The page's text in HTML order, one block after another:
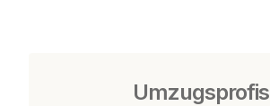
Umzugsprofis